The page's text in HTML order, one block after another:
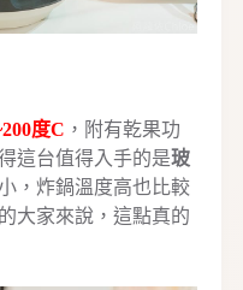
度C ，附有乾果功
這台值得入手的是玻
，炸鍋溫度高也比較
大家來說，這點真的